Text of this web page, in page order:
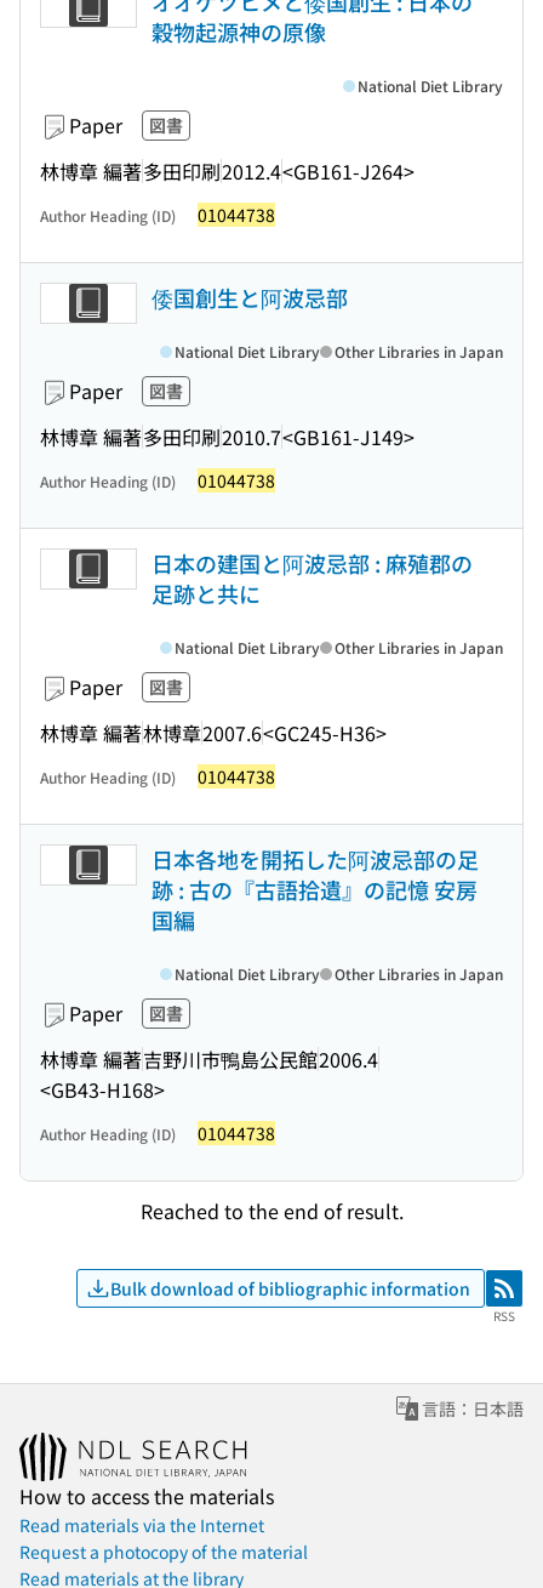
穀物起源神の原像
Paper 図書
林博章 編著多田印刷2012.4<GB161-J264>
National Diet Library
Author Heading (ID) 01044738
倭国創生と阿波忌部
Paper 図書
林博章 編著多田印刷2010.7<GB161-J149>
National Diet Library Other Libraries in Japan
Author Heading (ID) 01044738
日本の建国と阿波忌部 : 麻殖郡の
足跡と共に
Paper 図書
林博章 編著林博章2007.6<GC245-H36>
National Diet Library Other Libraries in Japan
Author Heading (ID) 01044738
日本各地を開拓した阿波忌部の足
跡 : 古の『古語拾遺』の記憶 安房
国編
Paper 図書
林博章 編著吉野川市鴨島公民館2006.4
<GB43-H168>
National Diet Library Other Libraries in Japan
Author Heading (ID) 01044738
Reached to the end of result.
Bulk download of bibliographic information RSS
RSS
言語：日本語
How to access the materials
Read materials via the Internet
Request a photocopy of the material
Read materials at the library